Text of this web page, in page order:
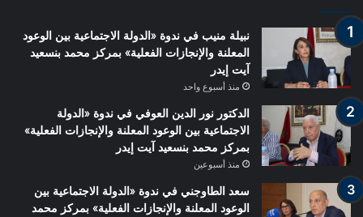
نبيلة منيب في ندوة «الدولة الاجتماعية بين الوعود
المعلنة والإنجازات الفعلية» بمركز محمد بنسعيد
آيت إيدر
منذ أسبوع واحد
الدكتور نور الدين العوفي في ندوة «الدولة
الاجتماعية بين الوعود المعلنة والإنجازات الفعلية»
بمركز محمد بنسعيد آيت إيدر
منذ أسبوعين
سعد الطاوجني في ندوة «الدولة الاجتماعية بين
الوعود المعلنة والإنجازات الفعلية» بمركز محمد